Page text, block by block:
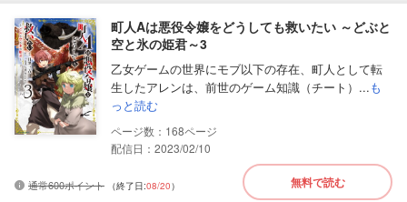
町人Aは悪役令嬢をどうしても救いたい ～どぶと
空と氷の姫君～3
乙女ゲームの世界にモブ以下の存在、町人として転
生したアレンは、前世のゲーム知識（チート）...も
っと読む
168
配信日：2023/02/10
通常600ポイント （終了日:08/20） 無料で読む